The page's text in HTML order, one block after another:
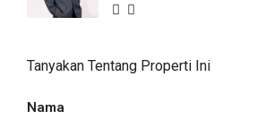
Tanyakan Tentang Properti Ini
Nama